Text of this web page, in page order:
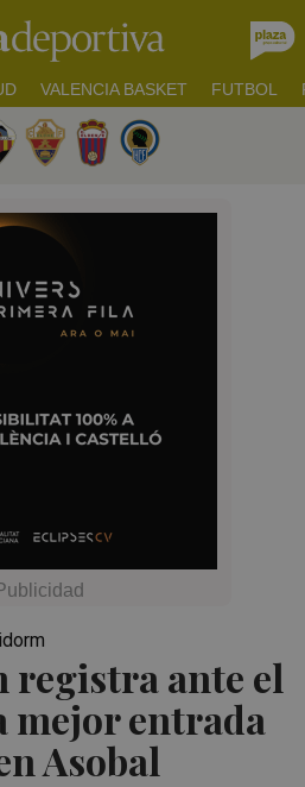
VALENCIA BASKET FUTBOL
registra ante el
mejor entrada
Asobal